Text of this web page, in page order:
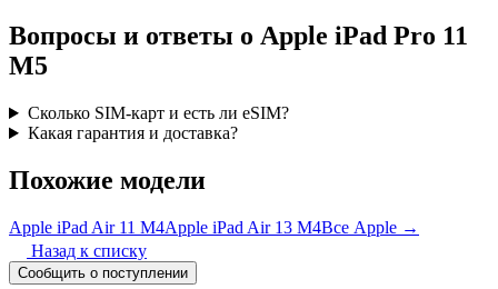
Вопросы и ответы о Apple iPad Pro 11
M5
Сколько SIM-карт и есть ли eSIM?
Какая гарантия и доставка?
Похожие модели
Apple iPad Air 11 M4Apple iPad Air 13 M4Все Apple →
Назад к списку
Сообщить о поступлении